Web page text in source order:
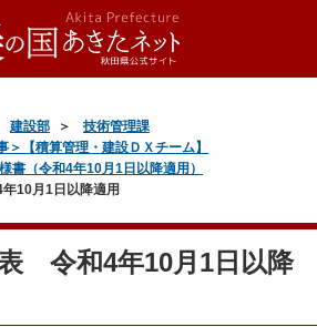
建設部
技術管理課
【積算管理・建設ＤＸチーム】
書（令和4年10月1日以降適用）
10月1日以降適用
令和4年10月1日以降